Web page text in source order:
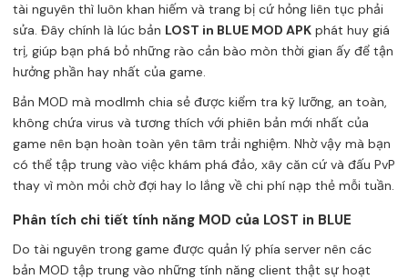
tài nguyên thì luôn khan hiếm và trang bị cứ hỏng liên tục phải
sửa. Đây chính là lúc bản LOST in BLUE MOD APK phát huy giá
trị, giúp bạn phá bỏ những rào cản bào mòn thời gian ấy để tận
hưởng phần hay nhất của game.
Bản MOD mà modlmh chia sẻ được kiểm tra kỹ lưỡng, an toàn,
không chứa virus và tương thích với phiên bản mới nhất của
game nên bạn hoàn toàn yên tâm trải nghiệm. Nhờ vậy mà bạn
có thể tập trung vào việc khám phá đảo, xây căn cứ và đấu PvP
thay vì mòn mỏi chờ đợi hay lo lắng về chi phí nạp thẻ mỗi tuần.
Phân tích chi tiết tính năng MOD của LOST in BLUE
Do tài nguyên trong game được quản lý phía server nên các
bản MOD tập trung vào những tính năng client thật sự hoạt